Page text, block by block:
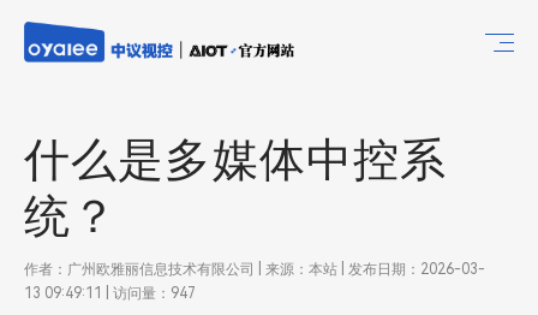
什么是多媒体中控系
统？
作者：广州欧雅丽信息技术有限公司 | 来源：本站 | 发布日期：2026-03-
13 09:49:11 | 访问量：947